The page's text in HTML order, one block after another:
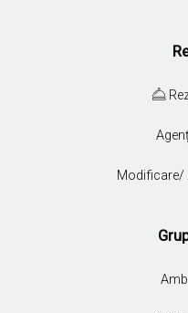
Modificare/